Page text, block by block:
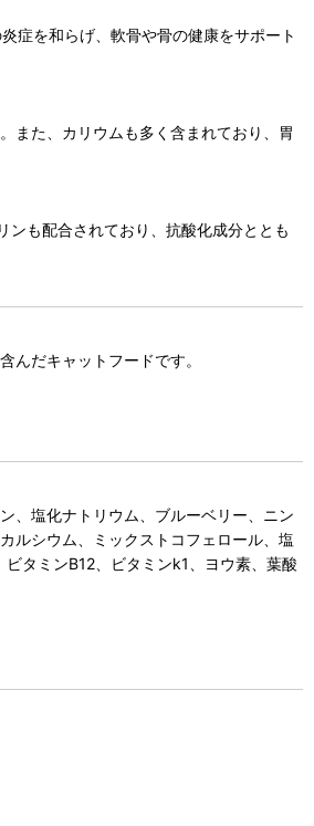
症を和らげ、軟骨や骨の健康をサポート
また、カリウムも多く含まれており、胃
も配合されており、抗酸化成分ととも
んだキャットフードです。
、塩化ナトリウム、ブルーベリー、ニン
ルシウム、ミックストコフェロール、塩
タミンB12、ビタミンk1、ヨウ素、葉酸